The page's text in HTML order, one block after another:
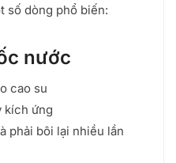
số dòng phổ biến:
nước
cao su
kích ứng
phải bôi lại nhiều lần